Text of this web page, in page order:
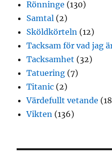
Rönninge (130)
Samtal (2)
Sköldkörteln (12)
Tacksam för vad jag
Tacksamhet (32)
Tatuering (7)
Titanic (2)
Värdefullt vetande
Vikten (136)